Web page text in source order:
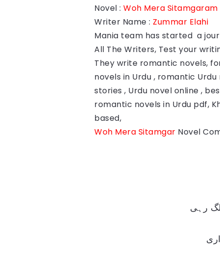
Novel : Woh Mera Sitamgaram
Writer Name : Zummar Elahi
Mania team has started a
All The Writers, Test your
They write romantic novels,
novels in Urdu , romantic
stories , Urdu novel online ,
romantic novels in Urdu pdf,
based,
Woh Mera Sitamgar Novel
رہی